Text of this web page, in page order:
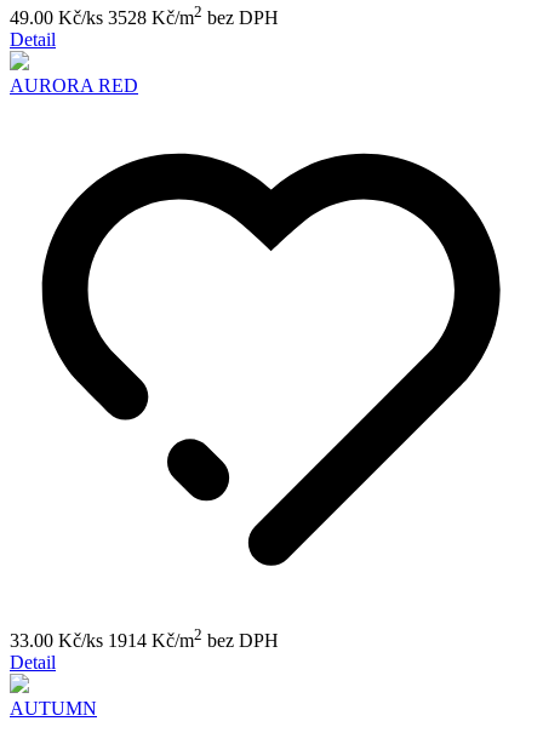
49.00 Kč/ks 3528 Kč/m2 bez DPH
Detail
AURORA RED
33.00 Kč/ks 1914 Kč/m2 bez DPH
Detail
AUTUMN